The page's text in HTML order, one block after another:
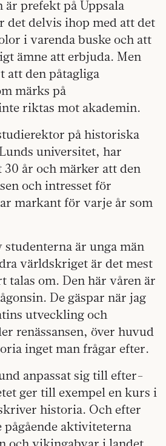
är prefekt på Uppsala
det delvis ihop med att det
i varenda buske och att
ämne att erbjuda. Men
att den påtagliga
märks på
riktas mot akademin.
på historiska
universitet, har
år och märker att den
och intresset för
markant för varje år som
studenterna är unga män
världs­kriget är det mest
talas om. Den här våren är
De gäspar när jag
utveckling och
renässansen, över huvud
inget man frågar efter.
anpassat sig till efter­
ger till exempel en kurs i
historia. Och efter
pågående aktiviteterna